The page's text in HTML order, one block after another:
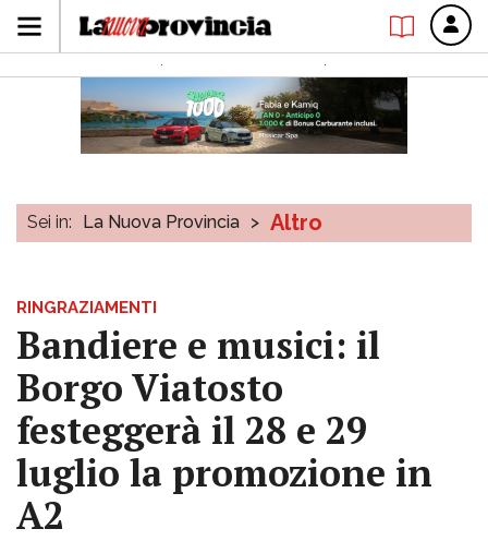
Sei in: La Nuova Provincia > Altro
RINGRAZIAMENTI
Bandiere e musici: il
Borgo Viatosto
festeggerà il 28 e 29
luglio la promozione in
A2